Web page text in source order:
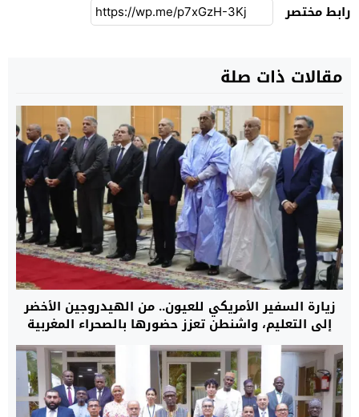
رابط مختصر
مقالات ذات صلة
زيارة السفير الأمريكي للعيون.. من الهيدروجين الأخضر
إلى التعليم، واشنطن تعزز حضورها بالصحراء المغربية